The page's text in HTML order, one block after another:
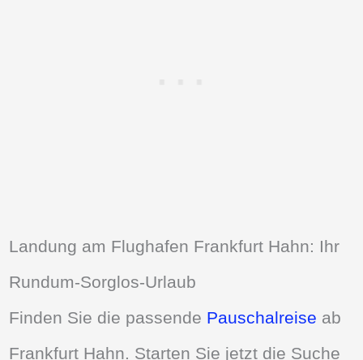
Landung am Flughafen Frankfurt Hahn: Ihr
Rundum-Sorglos-Urlaub
Finden Sie die passende Pauschalreise ab
Frankfurt Hahn. Starten Sie jetzt die Suche